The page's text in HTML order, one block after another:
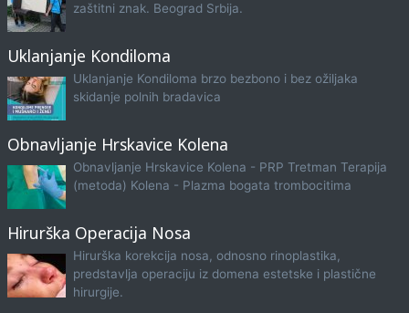
zaštitni znak. Beograd Srbija.
Uklanjanje Kondiloma
Uklanjanje Kondiloma brzo bezbono i bez ožiljaka
skidanje polnih bradavica
Obnavljanje Hrskavice Kolena
Obnavljanje Hrskavice Kolena - PRP Tretman Terapija
(metoda) Kolena - Plazma bogata trombocitima
Hirurška Operacija Nosa
Hirurška korekcija nosa, odnosno rinoplastika,
predstavlja operaciju iz domena estetske i plastične
hirurgije.